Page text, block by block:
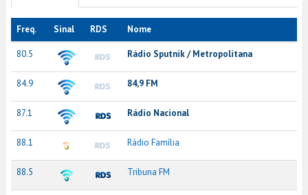
Freq. Sinal RDS Nome
80.5 Rádio Sputnik / Metropolitana
84.9 84,9 FM
87.1 Rádio Nacional
88.1 Rádio Família
88.5 Tribuna FM